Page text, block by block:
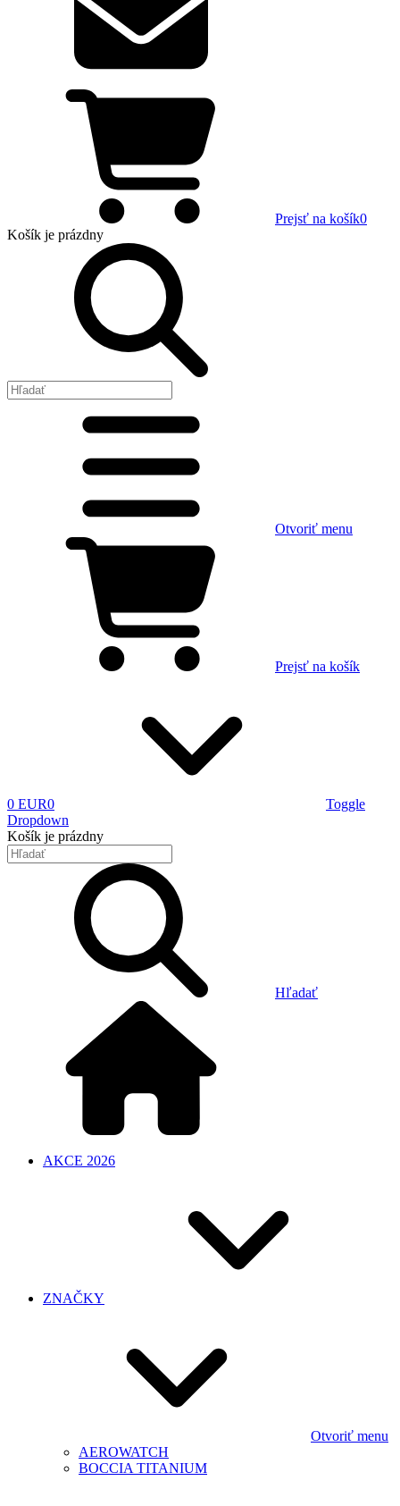
Prejsť na košík0
Košík je prázdny
Otvoriť menu
Prejsť na košík
0 EUR0
Toggle
Dropdown
Košík je prázdny
Hľadať
AKCE 2026
ZNAČKY
Otvoriť menu
AEROWATCH
BOCCIA TITANIUM